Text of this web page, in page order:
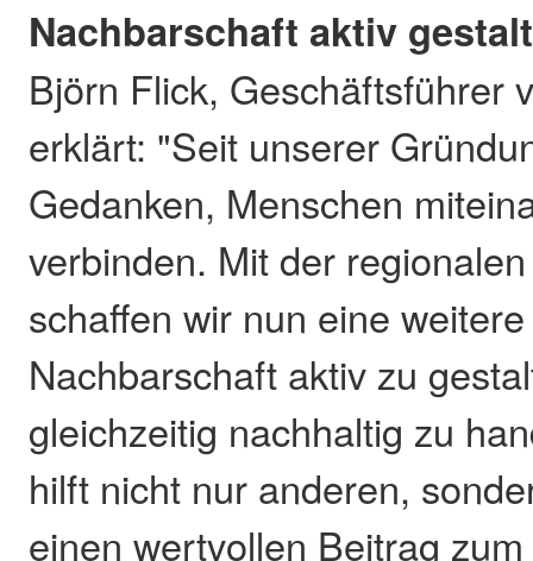
Nachbarschaft aktiv
Björn Flick, Geschäftsführer
erklärt: "Seit unserer
Gedanken, Menschen
verbinden. Mit der
schaffen wir nun eine
Nachbarschaft aktiv zu
gleichzeitig nachhaltig zu
hilft nicht nur anderen,
einen wertvollen Beitrag